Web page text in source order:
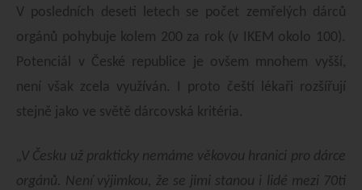
V posledních deseti letech se počet zemřelých dárců
orgánů pohybuje kolem 200 za rok (v IKEM okolo 100).
Potenciál v České republice je ovšem mnohem vyšší,
není však zcela využíván. I proto čeští lékaři rozšířují
stejně jako ve světě dárcovská kritéria.
„V Česku už prakticky nemáme věkovou hranici pro dárce
orgánů. Není výjimkou, že se jimi stanou i lidé mezi 70ti